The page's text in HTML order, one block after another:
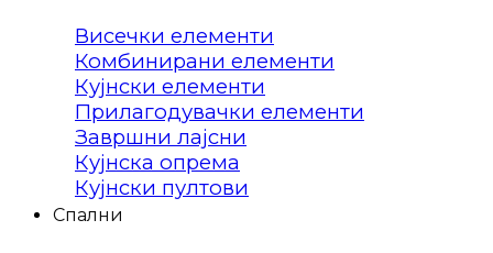
Висечки елементи
Комбинирани елементи
Кујнски елементи
Прилагодувачки елементи
Завршни лајсни
Кујнска опрема
Кујнски пултови
Спални